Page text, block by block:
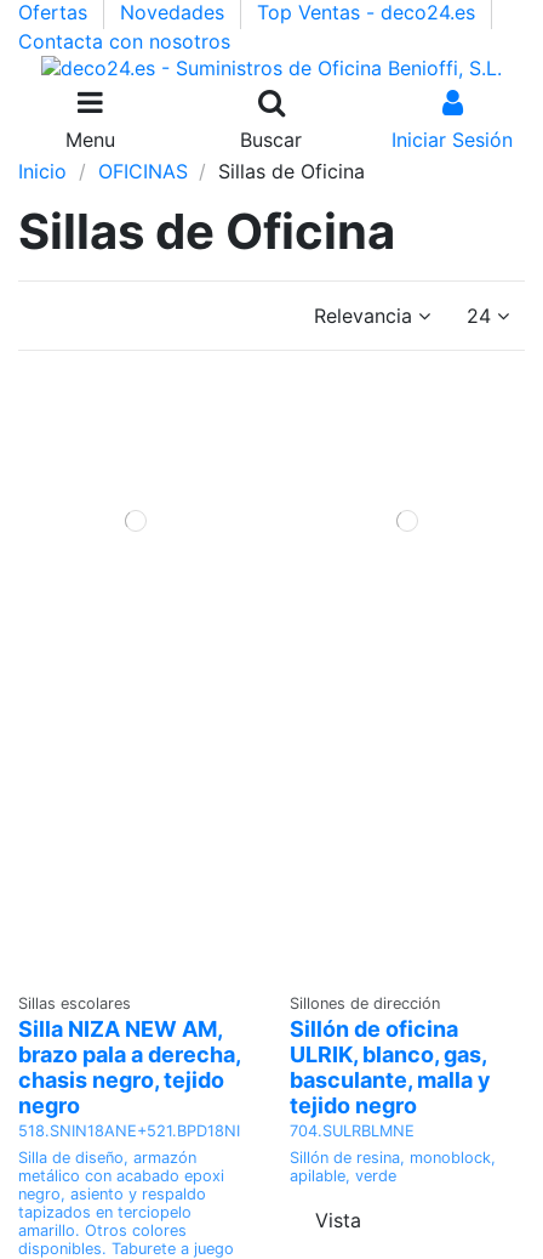
Ofertas Novedades
Top Ventas - deco24.es
Contacta con nosotros
Menu Buscar
Iniciar Sesión
Inicio
OFICINAS Sillas de Oficina
Sillas de Oficina
Relevancia 24
Sillas escolares
Silla NIZA NEW AM,
brazo pala a derecha,
chasis negro, tejido
negro
518.SNIN18ANE+521.BPD18NI
Silla de diseño, armazón
metálico con acabado epoxi
negro, asiento y respaldo
tapizados en terciopelo
amarillo. Otros colores
disponibles. Taburete a juego
Sillones de dirección
Sillón de oficina
ULRIK, blanco, gas,
basculante, malla y
tejido negro
704.SULRBLMNE
Sillón de resina, monoblock,
apilable, verde
Vista